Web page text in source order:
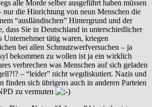
alle Morde selber ausgeführt haben müssen
nur die Hinrichtung von neun Menschen die
“auslländischen” Hintergrund und der
dass Sie in Deutschland in unterschiedlicher
Unternehmer tätig waren, kriegen
bei allen Schmutzwerfversuchen – ja
bekommen zu wollen ist ja ein wirklich
verbrechen was Menschen auf sich geladen
– “leider” nicht wegdiskutiert. Nazis und
finden sich übrigens auch in anderen Parteien
zu vermuten